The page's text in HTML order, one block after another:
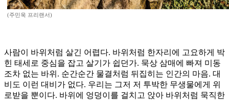
(주민욱 프리랜서)
사람이 바위처럼 살긴 어렵다. 바위처럼 한자리에 고요하게 박
힌 태세로 중심을 잡고 살기가 쉽던가. 묵상 삼매에 빠져 미동
조차 없는 바위. 순간순간 물결처럼 뒤집히는 인간의 마음. 대
비도 이런 대비가 없다. 우리는 그저 저 투박한 무생물에게 위
로받을 뿐이다. 바위에 엉덩이를 걸치고 앉아 바위처럼 묵직한